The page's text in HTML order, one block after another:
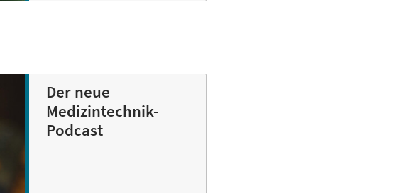
Der neue
Medizintechnik-
Podcast